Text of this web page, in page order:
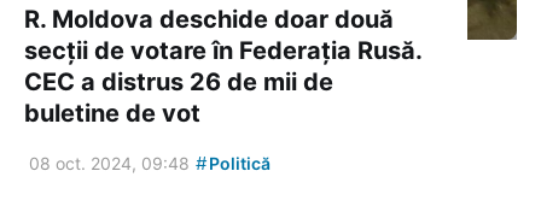
R. Moldova deschide doar două
secții de votare în Federația Rusă.
CEC a distrus 26 de mii de
buletine de vot
08 oct. 2024, 09:48 #Politică